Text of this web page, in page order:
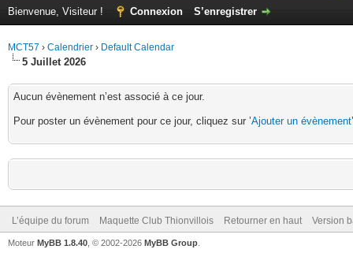
Bienvenue, Visiteur ! Connexion S’enregistrer
MCT57 › Calendrier › Default Calendar
5 Juillet 2026
Aucun évènement n’est associé à ce jour.
Pour poster un évènement pour ce jour, cliquez sur ’Ajouter un évènement
L’équipe du forum Maquette Club Thionvillois Retourner en haut Version
Moteur MyBB 1.8.40 , © 2002-2026 MyBB Group